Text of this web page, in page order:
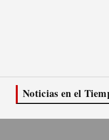
Noticias en el